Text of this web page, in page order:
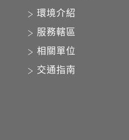
環境介紹
服務轄區
相關單位
交通指南